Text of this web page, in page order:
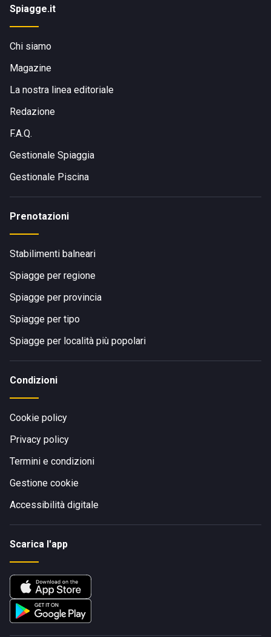
Spiagge.it
Chi siamo
Magazine
La nostra linea editoriale
Redazione
F.A.Q.
Gestionale Spiaggia
Gestionale Piscina
Prenotazioni
Stabilimenti balneari
Spiagge per regione
Spiagge per provincia
Spiagge per tipo
Spiagge per località più popolari
Condizioni
Cookie policy
Privacy policy
Termini e condizioni
Gestione cookie
Accessibilità digitale
Scarica l'app